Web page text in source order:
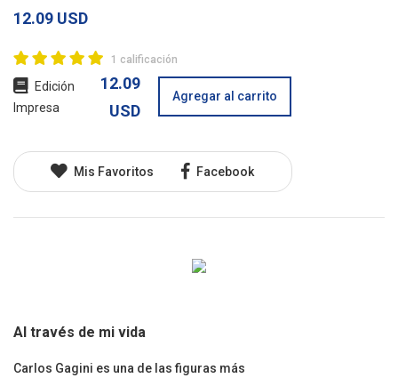
12.09 USD
1 calificación
Edición
Impresa
12.09
USD
Agregar al carrito
Mis Favoritos Facebook
Al través de mi vida
Carlos Gagini es una de las figuras más